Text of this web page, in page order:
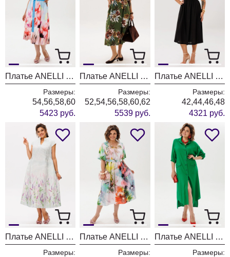
Платье ANELLI LAUREL 1857 голубые цветы
Размеры:
54,56,58,60
5423 руб.
Платье ANELLI LAUREL 1851 дрим гарден
Размеры:
52,54,56,58,60,62
5539 руб.
Платье ANELLI LAUREL 1632 блэк лэйди
Размеры:
42,44,46,48
4321 руб.
Платье ANELLI LAUREL 1424-1 лавандовый аромат
Размеры:
Платье ANELLI LAUREL 1857 цветные цветы
Размеры:
Платье ANELLI LAUREL 1902 малахитовый сон
Размеры: